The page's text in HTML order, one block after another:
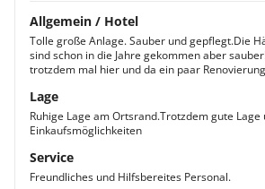
Allgemein / Hotel
Tolle große Anlage. Sauber und gepflegt.Die
sind schon in die Jahre gekommen aber
trotzdem mal hier und da ein paar
Lage
Ruhige Lage am Ortsrand.Trotzdem gute Lage
Einkaufsmöglichkeiten
Service
Freundliches und Hilfsbereites Personal.